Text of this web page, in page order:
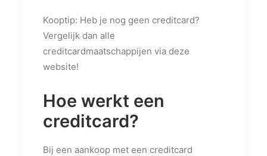
Kooptip: Heb je nog geen creditcard?
Vergelijk dan alle
creditcardmaatschappijen via deze
website!
Hoe werkt een
creditcard?
Bij een aankoop met een creditcard